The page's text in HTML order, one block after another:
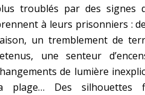
troublés par des signes
à leurs prisonniers :
un tremblement de
une senteur
de lumière
plage… Des silhouettes